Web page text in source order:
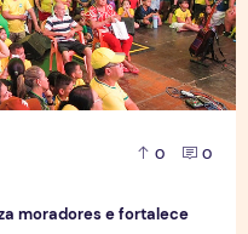
0 0
moradores e fortalece